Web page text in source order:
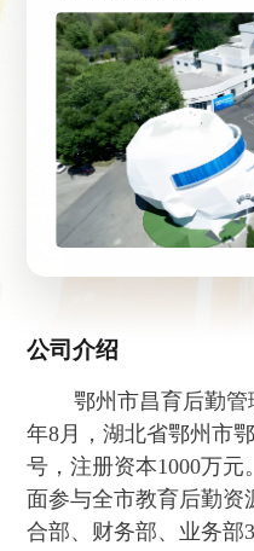
公司介绍
鄂州市昌育后勤管
年8月，湖北省鄂州市
号，注册资本1000万
面参与全市教育后勤
合部、财务部、业务部